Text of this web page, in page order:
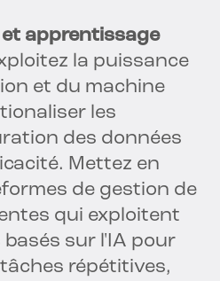
apprentissage
la puissance
et du machine
les
des données
Mettez en
de gestion de
qui exploitent
sur l'IA pour
répétitives,